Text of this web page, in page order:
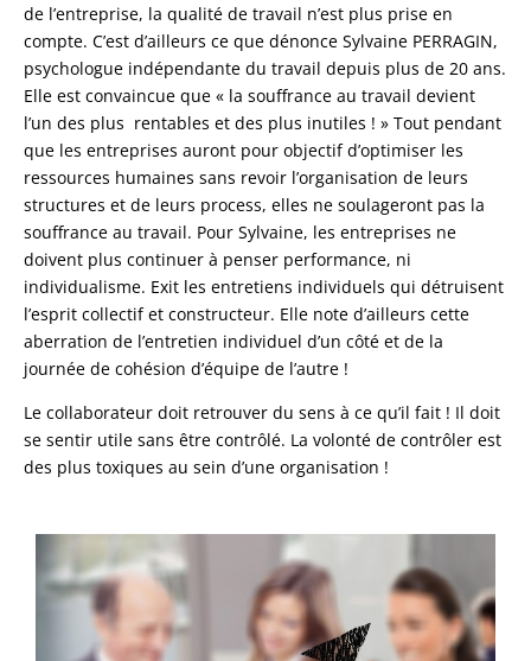
de l’entreprise, la qualité de travail n’est plus prise en
compte. C’est d’ailleurs ce que dénonce Sylvaine PERRAGIN,
psychologue indépendante du travail depuis plus de 20 ans.
Elle est convaincue que « la souffrance au travail devient
l’un des plus rentables et des plus inutiles ! » Tout pendant
que les entreprises auront pour objectif d’optimiser les
ressources humaines sans revoir l’organisation de leurs
structures et de leurs process, elles ne soulageront pas la
souffrance au travail. Pour Sylvaine, les entreprises ne
doivent plus continuer à penser performance, ni
individualisme. Exit les entretiens individuels qui détruisent
l’esprit collectif et constructeur. Elle note d’ailleurs cette
aberration de l’entretien individuel d’un côté et de la
journée de cohésion d’équipe de l’autre !
Le collaborateur doit retrouver du sens à ce qu’il fait ! Il doit
se sentir utile sans être contrôlé. La volonté de contrôler est
des plus toxiques au sein d’une organisation !